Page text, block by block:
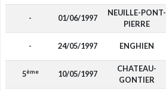
- 01/06/1997
NEUILLE-PONT-
PIERRE
- 24/05/1997 ENGHIEN
5ème 10/05/1997
CHATEAU-
GONTIER